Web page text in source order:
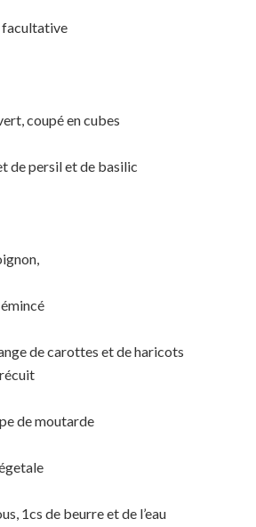
facultative
coupé en cubes
de persil et de basilic
de carottes et de haricots
de moutarde
1cs de beurre et de l’eau